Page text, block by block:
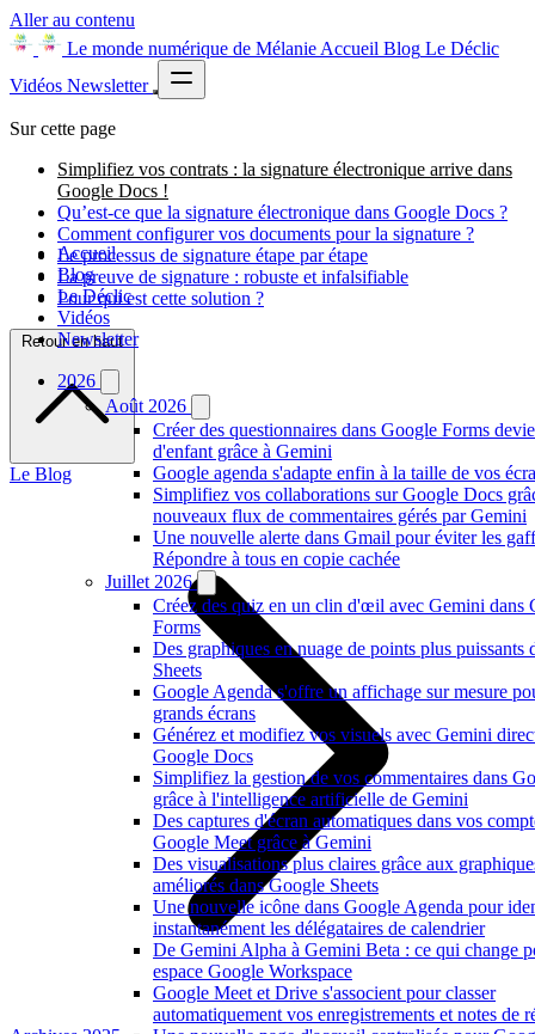
Aller au contenu
Le monde numérique de Mélanie Accueil Blog Le Déclic
Vidéos Newsletter
Accueil
Blog
Le Déclic
Vidéos
Newsletter
2026
Août 2026
Créer des questionnaires dans Google Forms
d'enfant grâce à Gemini
Google agenda s'adapte enfin à la taille de vos
Simplifiez vos collaborations sur Google Docs
nouveaux flux de commentaires gérés par Gemini
Une nouvelle alerte dans Gmail pour éviter les
Répondre à tous en copie cachée
Juillet 2026
Créez des quiz en un clin d'œil avec Gemini dans
Forms
Des graphiques en nuage de points plus puissants
Sheets
Google Agenda s'offre un affichage sur mesure
grands écrans
Générez et modifiez vos visuels avec Gemini
Google Docs
Simplifiez la gestion de vos commentaires dans
grâce à l'intelligence artificielle de Gemini
Des captures d'écran automatiques dans vos
Google Meet grâce à Gemini
Des visualisations plus claires grâce aux
améliorés dans Google Sheets
Une nouvelle icône dans Google Agenda pour
instantanément les délégataires de calendrier
De Gemini Alpha à Gemini Beta : ce qui change
espace Google Workspace
Google Meet et Drive s'associent pour classer
automatiquement vos enregistrements et notes de
Sur cette page
Simplifiez vos contrats : la signature électronique arrive dans
Google Docs !
Qu’est-ce que la signature électronique dans Google Docs ?
Comment configurer vos documents pour la signature ?
Le processus de signature étape par étape
La preuve de signature : robuste et infalsifiable
Pour qui est cette solution ?
Retour en haut
Le Blog